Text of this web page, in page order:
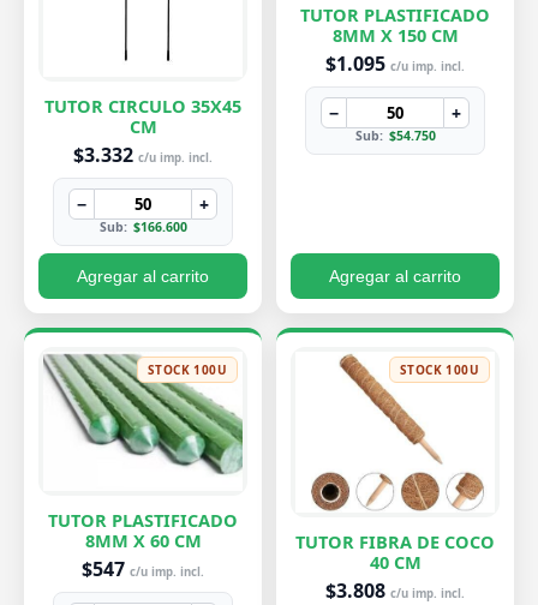
TUTOR CIRCULO 35X45
CM
$3.332 c/u imp. incl.
− +
Sub: $166.600
Agregar al carrito
TUTOR PLASTIFICADO
8MM X 150 CM
$1.095 c/u imp. incl.
− +
Sub: $54.750
Agregar al carrito
STOCK 100U
TUTOR PLASTIFICADO
8MM X 60 CM
$547 c/u imp. incl.
STOCK 100U
TUTOR FIBRA DE COCO
40 CM
$3.808 c/u imp. incl.